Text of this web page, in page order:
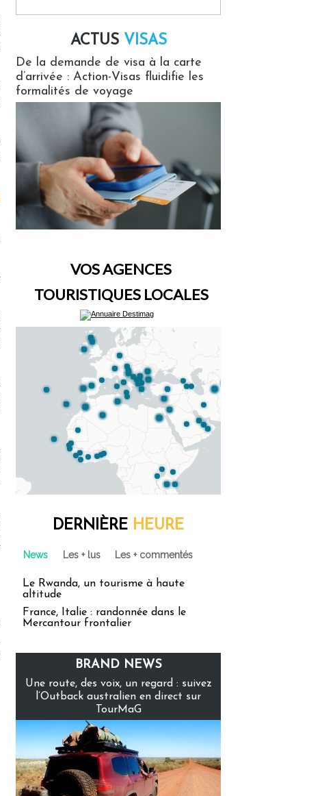
ACTUS VISAS
De la demande de visa à la carte
d’arrivée : Action-Visas fluidifie les
formalités de voyage
VOS AGENCES
TOURISTIQUES LOCALES
DERNIÈRE HEURE
News Les + lus Les + commentés
Le Rwanda, un tourisme à haute
altitude
France, Italie : randonnée dans le
Mercantour frontalier
BRAND NEWS
Une route, des voix, un regard : suivez
l’Outback australien en direct sur
TourMaG